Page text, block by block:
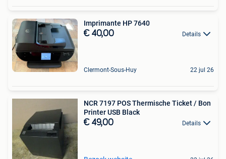
Imprimante HP 7640
€ 40,00 Details
Clermont-Sous-Huy 22 jul 26
NCR 7197 POS Thermische Ticket / Bon
Printer USB Black
€ 49,00 Details